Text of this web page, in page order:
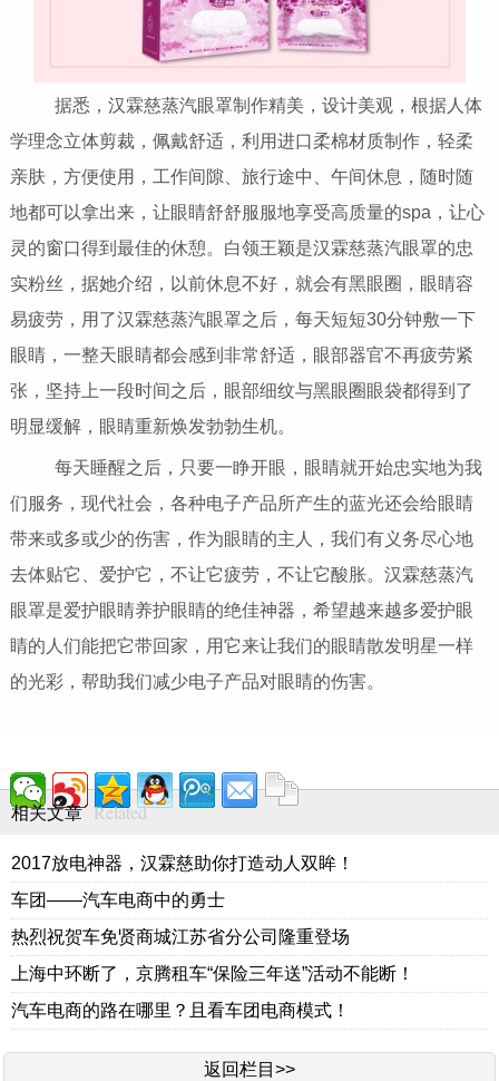
据悉，汉霖慈蒸汽眼罩制作精美，设计美观，根据人体
学理念立体剪裁，佩戴舒适，利用进口柔棉材质制作，轻柔
亲肤，方便使用，工作间隙、旅行途中、午间休息，随时随
地都可以拿出来，让眼睛舒舒服服地享受高质量的spa，让心
灵的窗口得到最佳的休憩。白领王颖是汉霖慈蒸汽眼罩的忠
实粉丝，据她介绍，以前休息不好，就会有黑眼圈，眼睛容
易疲劳，用了汉霖慈蒸汽眼罩之后，每天短短30分钟敷一下
眼睛，一整天眼睛都会感到非常舒适，眼部器官不再疲劳紧
张，坚持上一段时间之后，眼部细纹与黑眼圈眼袋都得到了
明显缓解，眼睛重新焕发勃勃生机。
每天睡醒之后，只要一睁开眼，眼睛就开始忠实地为我
们服务，现代社会，各种电子产品所产生的蓝光还会给眼睛
带来或多或少的伤害，作为眼睛的主人，我们有义务尽心地
去体贴它、爱护它，不让它疲劳，不让它酸胀。汉霖慈蒸汽
眼罩是爱护眼睛养护眼睛的绝佳神器，希望越来越多爱护眼
睛的人们能把它带回家，用它来让我们的眼睛散发明星一样
的光彩，帮助我们减少电子产品对眼睛的伤害。
相关文章 Related
2017放电神器，汉霖慈助你打造动人双眸！
车团——汽车电商中的勇士
热烈祝贺车免贤商城江苏省分公司隆重登场
上海中环断了，京腾租车“保险三年送”活动不能断！
汽车电商的路在哪里？且看车团电商模式！
返回栏目>>